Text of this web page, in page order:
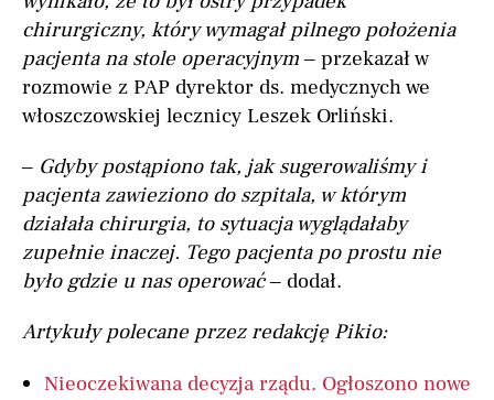
chirurgiczny, który wymagał pilnego położenia
pacjenta na stole operacyjnym– przekazał w
rozmowie z PAP dyrektor ds. medycznych we
włoszczowskiej lecznicy Leszek Orliński.
– Gdyby postąpiono tak, jak sugerowaliśmy i
pacjenta zawieziono do szpitala, w którym
działała chirurgia, to sytuacja wyglądałaby
zupełnie inaczej. Tego pacjenta po prostu nie
było gdzie u nas operować– dodał.
Artykuły polecane przez redakcję Pikio:
Nieoczekiwana decyzja rządu. Ogłoszono nowe